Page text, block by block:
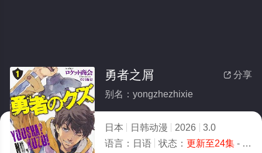
 分享
勇者之屑
别名：yongzhezhixie
日本 日韩动漫 2026
3.0
语言： 日语 状态： 更新至24集- 免费在线观看